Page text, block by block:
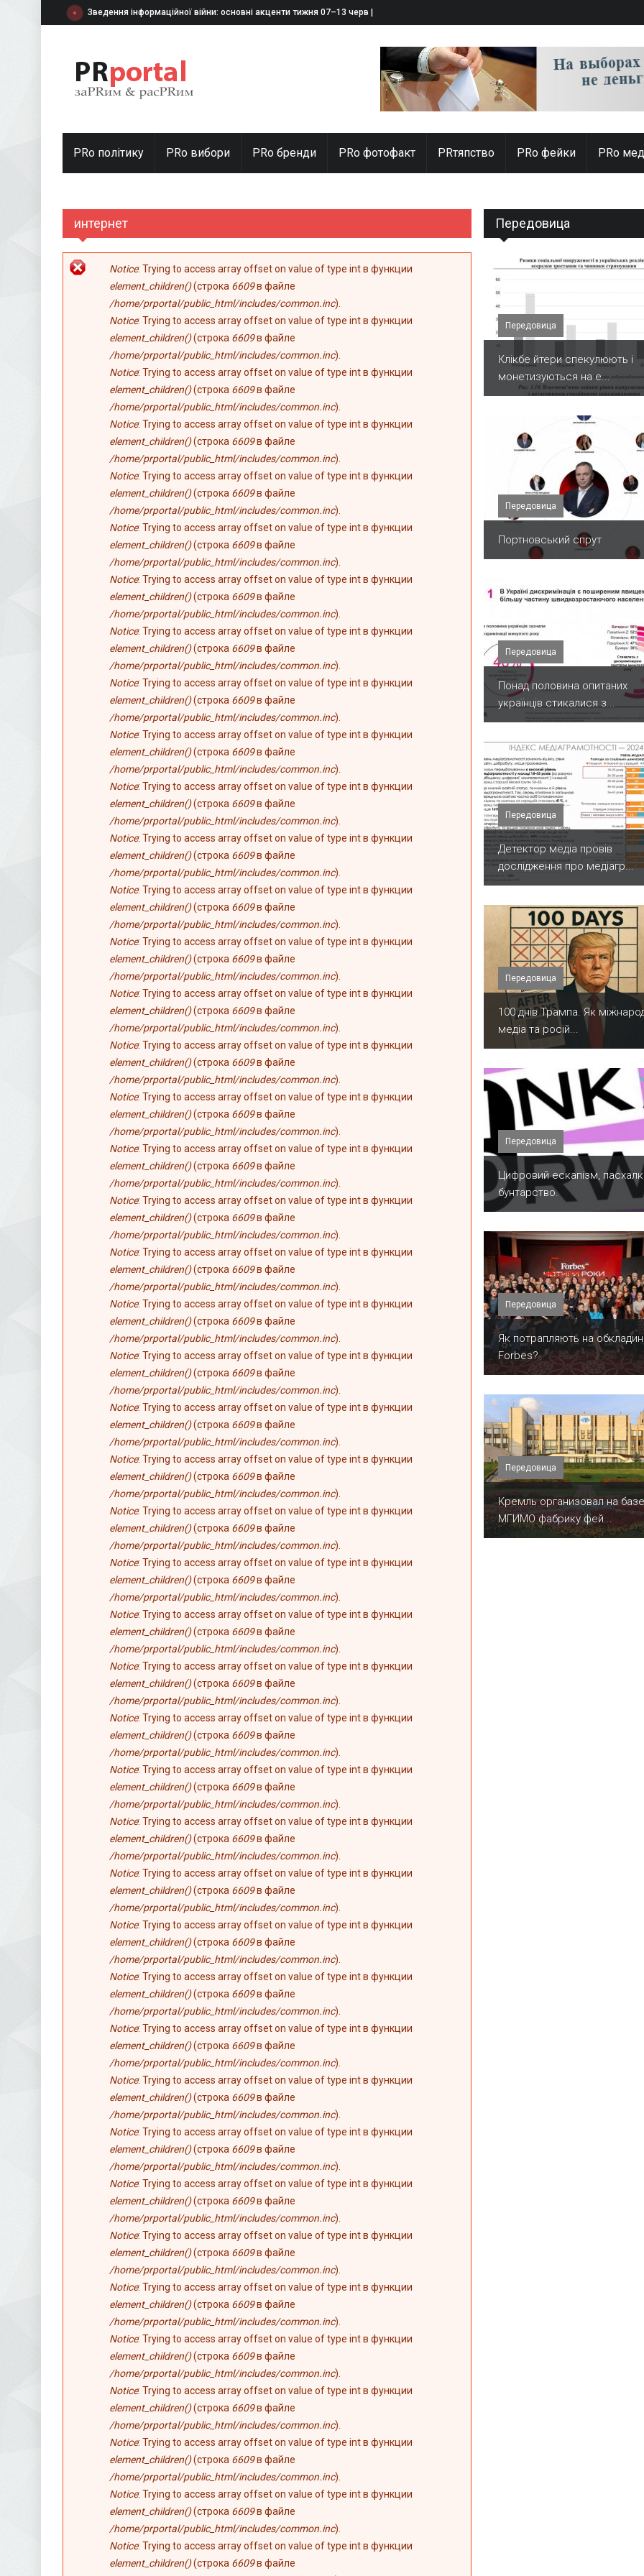
Перейти к основному содержаниюЗведення інформаційної війни: основні акценти тижня 07–13 червня 2025
PRo політику PRo вибори PRо бренди PRо фотофакт PRтяпство PRo фейки PRo
интернет
Сообщение об ошибке
Notice: Trying to access array offset on value of type int в функции
element_children()(строка 6609в файле
/home/prportal/public_html/includes/common.inc).
Notice: Trying to access array offset on value of type int в функции
element_children()(строка 6609в файле
/home/prportal/public_html/includes/common.inc).
Notice: Trying to access array offset on value of type int в функции
element_children()(строка 6609в файле
/home/prportal/public_html/includes/common.inc).
Notice: Trying to access array offset on value of type int в функции
element_children()(строка 6609в файле
/home/prportal/public_html/includes/common.inc).
Notice: Trying to access array offset on value of type int в функции
element_children()(строка 6609в файле
/home/prportal/public_html/includes/common.inc).
Notice: Trying to access array offset on value of type int в функции
element_children()(строка 6609в файле
/home/prportal/public_html/includes/common.inc).
Notice: Trying to access array offset on value of type int в функции
element_children()(строка 6609в файле
/home/prportal/public_html/includes/common.inc).
Notice: Trying to access array offset on value of type int в функции
element_children()(строка 6609в файле
/home/prportal/public_html/includes/common.inc).
Notice: Trying to access array offset on value of type int в функции
element_children()(строка 6609в файле
/home/prportal/public_html/includes/common.inc).
Notice: Trying to access array offset on value of type int в функции
element_children()(строка 6609в файле
/home/prportal/public_html/includes/common.inc).
Notice: Trying to access array offset on value of type int в функции
element_children()(строка 6609в файле
/home/prportal/public_html/includes/common.inc).
Notice: Trying to access array offset on value of type int в функции
element_children()(строка 6609в файле
/home/prportal/public_html/includes/common.inc).
Notice: Trying to access array offset on value of type int в функции
element_children()(строка 6609в файле
/home/prportal/public_html/includes/common.inc).
Notice: Trying to access array offset on value of type int в функции
element_children()(строка 6609в файле
/home/prportal/public_html/includes/common.inc).
Notice: Trying to access array offset on value of type int в функции
element_children()(строка 6609в файле
/home/prportal/public_html/includes/common.inc).
Notice: Trying to access array offset on value of type int в функции
element_children()(строка 6609в файле
/home/prportal/public_html/includes/common.inc).
Notice: Trying to access array offset on value of type int в функции
element_children()(строка 6609в файле
/home/prportal/public_html/includes/common.inc).
Notice: Trying to access array offset on value of type int в функции
element_children()(строка 6609в файле
/home/prportal/public_html/includes/common.inc).
Notice: Trying to access array offset on value of type int в функции
element_children()(строка 6609в файле
/home/prportal/public_html/includes/common.inc).
Notice: Trying to access array offset on value of type int в функции
element_children()(строка 6609в файле
/home/prportal/public_html/includes/common.inc).
Notice: Trying to access array offset on value of type int в функции
element_children()(строка 6609в файле
/home/prportal/public_html/includes/common.inc).
Notice: Trying to access array offset on value of type int в функции
element_children()(строка 6609в файле
/home/prportal/public_html/includes/common.inc).
Notice: Trying to access array offset on value of type int в функции
element_children()(строка 6609в файле
/home/prportal/public_html/includes/common.inc).
Notice: Trying to access array offset on value of type int в функции
element_children()(строка 6609в файле
/home/prportal/public_html/includes/common.inc).
Notice: Trying to access array offset on value of type int в функции
element_children()(строка 6609в файле
/home/prportal/public_html/includes/common.inc).
Notice: Trying to access array offset on value of type int в функции
element_children()(строка 6609в файле
/home/prportal/public_html/includes/common.inc).
Notice: Trying to access array offset on value of type int в функции
element_children()(строка 6609в файле
/home/prportal/public_html/includes/common.inc).
Notice: Trying to access array offset on value of type int в функции
element_children()(строка 6609в файле
/home/prportal/public_html/includes/common.inc).
Notice: Trying to access array offset on value of type int в функции
element_children()(строка 6609в файле
/home/prportal/public_html/includes/common.inc).
Notice: Trying to access array offset on value of type int в функции
element_children()(строка 6609в файле
/home/prportal/public_html/includes/common.inc).
Notice: Trying to access array offset on value of type int в функции
element_children()(строка 6609в файле
/home/prportal/public_html/includes/common.inc).
Notice: Trying to access array offset on value of type int в функции
element_children()(строка 6609в файле
/home/prportal/public_html/includes/common.inc).
Notice: Trying to access array offset on value of type int в функции
element_children()(строка 6609в файле
/home/prportal/public_html/includes/common.inc).
Notice: Trying to access array offset on value of type int в функции
element_children()(строка 6609в файле
/home/prportal/public_html/includes/common.inc).
Notice: Trying to access array offset on value of type int в функции
element_children()(строка 6609в файле
/home/prportal/public_html/includes/common.inc).
Notice: Trying to access array offset on value of type int в функции
element_children()(строка 6609в файле
/home/prportal/public_html/includes/common.inc).
Notice: Trying to access array offset on value of type int в функции
element_children()(строка 6609в файле
/home/prportal/public_html/includes/common.inc).
Notice: Trying to access array offset on value of type int в функции
element_children()(строка 6609в файле
/home/prportal/public_html/includes/common.inc).
Notice: Trying to access array offset on value of type int в функции
element_children()(строка 6609в файле
/home/prportal/public_html/includes/common.inc).
Notice: Trying to access array offset on value of type int в функции
element_children()(строка 6609в файле
/home/prportal/public_html/includes/common.inc).
Notice: Trying to access array offset on value of type int в функции
element_children()(строка 6609в файле
/home/prportal/public_html/includes/common.inc).
Notice: Trying to access array offset on value of type int в функции
element_children()(строка 6609в файле
/home/prportal/public_html/includes/common.inc).
Notice: Trying to access array offset on value of type int в функции
element_children()(строка 6609в файле
/home/prportal/public_html/includes/common.inc).
Notice: Trying to access array offset on value of type int в функции
element_children()(строка 6609в файле
/home/prportal/public_html/includes/common.inc).
Notice: Trying to access array offset on value of type int в функции
element_children()(строка 6609в файле
Передовица
Передовица
Клікбе йтери спекулюють і
монетизуються на е...
Передовица
Портновський спрут
Передовица
Понад половина опитаних
українців стикалися з...
Передовица
Детектор медіа провів
дослідження про медіагр...
Передовица
100 днів Трампа. Як
медіа та росій...
Передовица
​Цифровий ескапізм,
бунтарство.
Передовица
​Як потрапляють на
Forbes?
Передовица
Кремль организовал на базе
МГИМО фабрику фей...